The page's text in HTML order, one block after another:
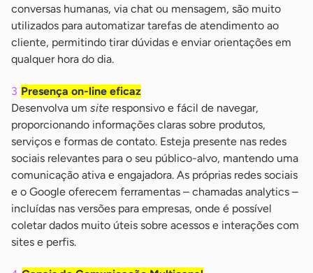
conversas humanas, via chat ou mensagem, são muito
utilizados para automatizar tarefas de atendimento ao
cliente, permitindo tirar dúvidas e enviar orientações em
qualquer hora do dia.
Presença on-line eficaz
Desenvolva um site responsivo e fácil de navegar,
proporcionando informações claras sobre produtos,
serviços e formas de contato. Esteja presente nas redes
sociais relevantes para o seu público-alvo, mantendo uma
comunicação ativa e engajadora. As próprias redes sociais
e o Google oferecem ferramentas – chamadas analytics –
incluídas nas versões para empresas, onde é possível
coletar dados muito úteis sobre acessos e interações com
sites e perfis.